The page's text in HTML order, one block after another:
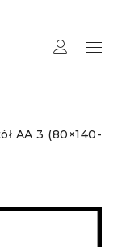
AA 3 (80×140-